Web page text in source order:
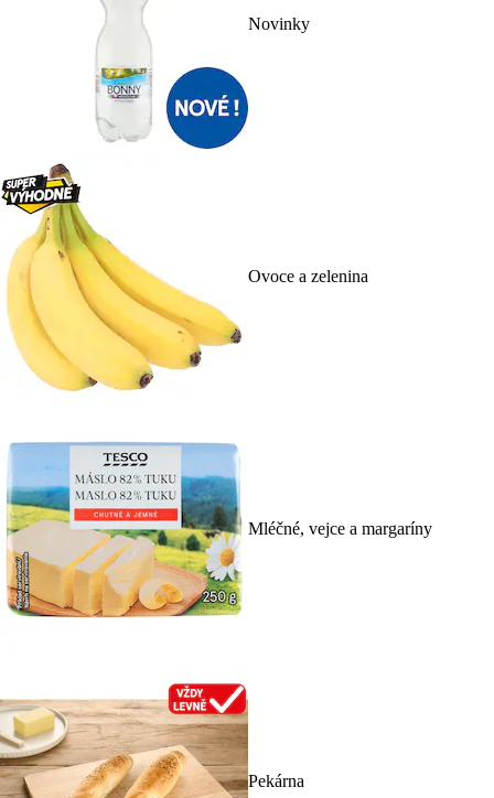
Novinky
Ovoce a zelenina
Mléčné, vejce a margaríny
Pekárna